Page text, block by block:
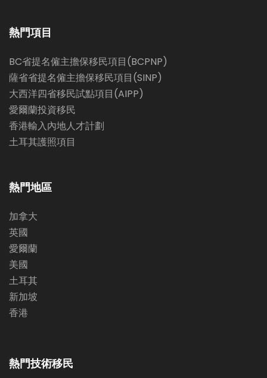
熱門項目
BC省提名僱主擔保移民項目(BCPNP)
薩省省提名僱主擔保移民項目(SINP)
大西洋四省移民試點項目(AIPP)
愛爾蘭投資移民
香港輸入內地人才計劃
土耳其護照項目
熱門地區
加拿大
英國
愛爾蘭
美國
土耳其
新加坡
香港
熱門技術移民